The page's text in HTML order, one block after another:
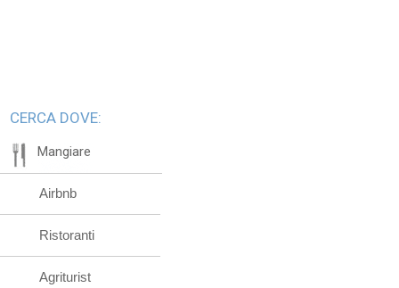
CERCA DOVE:
Mangiare
Airbnb
Ristoranti
Agriturist